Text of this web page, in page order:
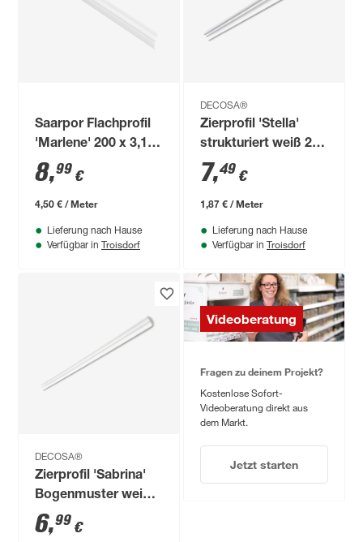
Saarpor Flachprofil
'Marlene' 200 x 3,1
cm
8,99 €
4,50 € / Meter
Lieferung nach Hause
Verfügbar in Troisdorf
DECOSA®
Zierprofil 'Stella'
strukturiert weiß 200
x 3,5 x 3,2 cm 2
Stück
7,49 €
1,87 € / Meter
Lieferung nach Hause
Verfügbar in Troisdorf
DECOSA®
Zierprofil 'Sabrina'
Bogenmuster weiß
200 x 1,5 x 2,5 cm 2
Stück
6,99 €
Videoberatung
Fragen zu deinem Projekt?
Kostenlose Sofort-
Videoberatung direkt aus
dem Markt.
Jetzt starten